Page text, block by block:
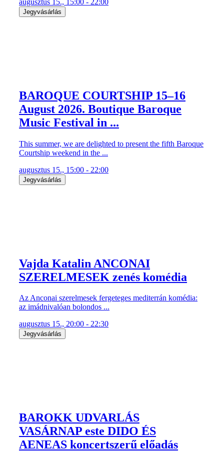
Jegyvásárlás
BAROQUE COURTSHIP 15–16
August 2026. Boutique Baroque
Music Festival in ...
This summer, we are delighted to present the fifth Baroque
Courtship weekend in the ...
augusztus 15., 15:00 - 22:00
Jegyvásárlás
Vajda Katalin ANCONAI
SZERELMESEK zenés komédia
Az Anconai szerelmesek fergeteges mediterrán komédia:
az imádnivalóan bolondos ...
augusztus 15., 20:00 - 22:30
Jegyvásárlás
BAROKK UDVARLÁS
VASÁRNAP este DIDO ÉS
AENEAS koncertszerű előadás